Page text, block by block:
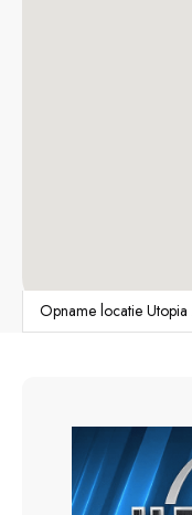
Opname locatie Utopia